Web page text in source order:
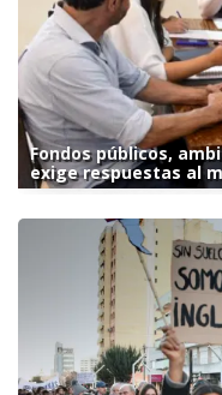
Fondos públicos,
exige respuestas al